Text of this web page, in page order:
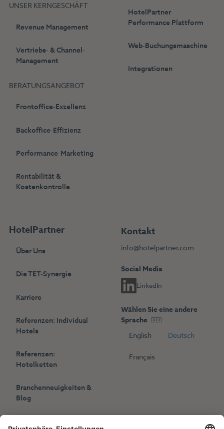
UNSER KERNGESCHÄFT
Revenue Management
Vertriebs- & Channel-
Management
BERATUNGSANGEBOT
Frontoffice-Exzellenz
Backoffice-Effizienz
Performance-Marketing
Rentabilität &
Kostenkontrolle
HotelPartner
Performance Plattform
Web-Buchungsmaschine
Integrationen
HotelPartner
Über Uns
Die TET-Synergie
Karriere
Referenzen: Individual
Hotels
Referenzen:
Hotelketten
Branchenneuigkeiten &
Blog
Kontakt
info@hotelpartner.com
Social Media
LinkedIn
Wählen Sie eine andere
Sprache
English
Deutsch
Français